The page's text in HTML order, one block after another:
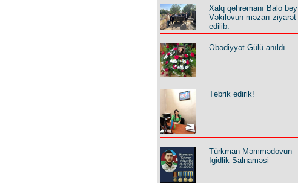
Xalq qəhrəmanı Balo bəy
Vəkilovun məzarı ziyarət
edilib.
Əbədiyyət Gülü anıldı
Təbrik edirik!
Türkman Məmmədovun
İgidlik Salnaməsi